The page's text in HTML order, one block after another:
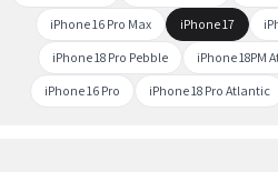
iPhone 17
iPhone 16 Pro Max
iPhone 18PM
iPhone 18 Pro Pebble
iPhone 18 Pro Atlantic
iPhone 16 Pro